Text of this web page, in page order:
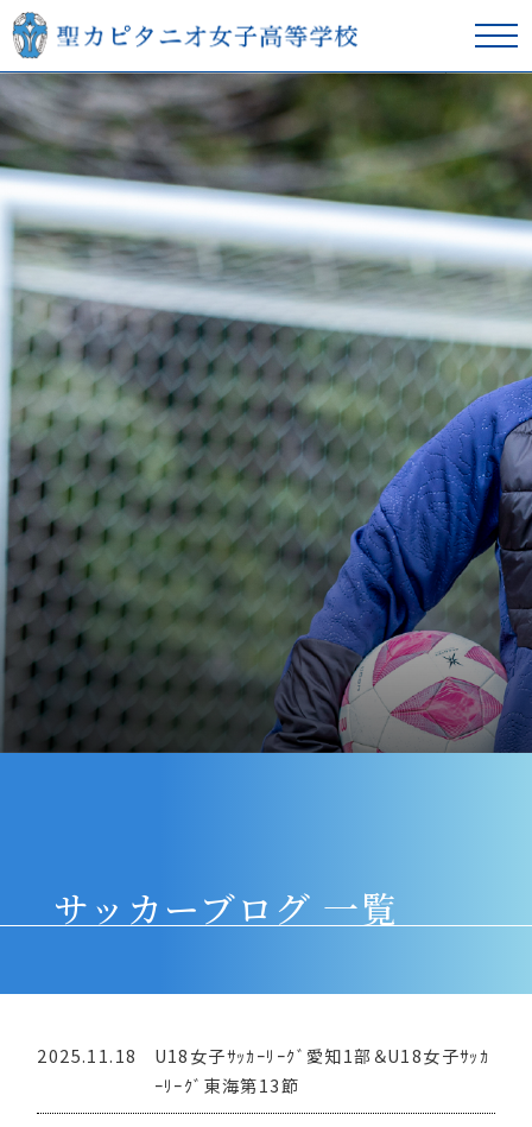
在校生の方へ 卒業生の方へ
学校紹介
本校の教育
スクールライフ
入学案内
進学サポート
アクセス サイトマップ 採用情報
よくあるご質問
お問い合わせ
緊急時対応について
個人情報保護について・このサイトについて
サッカーブログ 一覧
2025.11.18
U18女子ｻｯｶｰﾘｰｸﾞ愛知1部＆U18女子ｻｯｶ
ｰﾘｰｸﾞ東海第13節